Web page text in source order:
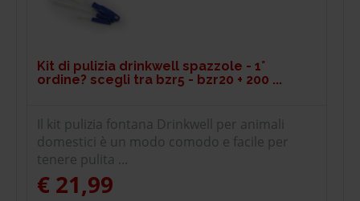
Kit di pulizia drinkwell spazzole - 1°
ordine? scegli tra bzr5 - bzr20 + 200 ...
Il kit pulizia fontana Drinkwell per animali
domestici è un modo comodo e facile per
tenere pulita ...
€ 21,99